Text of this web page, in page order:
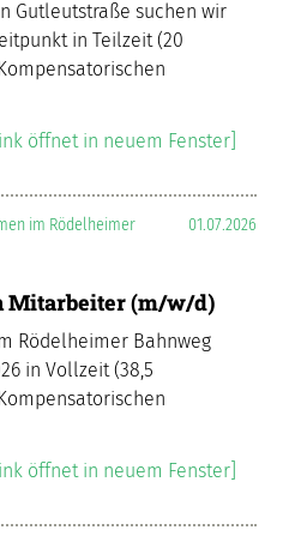
Gutleutstraße suchen wir
in Teilzeit (20
öffnet in neuem Fenster]
01.07.2026
im Rödelheimer
Mitarbeiter (m/w/d)
Rödelheimer Bahnweg
in Vollzeit (38,5
öffnet in neuem Fenster]